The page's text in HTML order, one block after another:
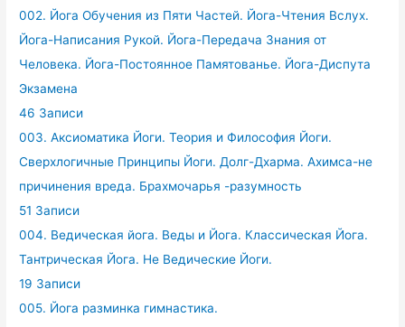
002. Йога Обучения из Пяти Частей. Йога-Чтения Вслух.
Йога-Написания Рукой. Йога-Передача Знания от
Человека. Йога-Постоянное Памятованье. Йога-Диспута
Экзамена
46 Записи
003. Аксиоматика Йоги. Теория и Философия Йоги.
Сверхлогичные Принципы Йоги. Долг-Дхарма. Ахимса-не
причинения вреда. Брахмочарья -разумность
51 Записи
004. Ведическая йога. Веды и Йога. Классическая Йога.
Тантрическая Йога. Не Ведические Йоги.
19 Записи
005. Йога разминка гимнастика.